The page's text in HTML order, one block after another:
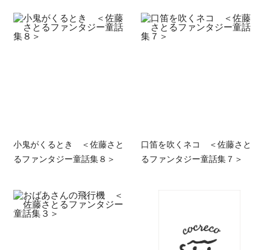
小鬼がくるとき ＜佐藤さと
るファンタジー童話集８＞
口笛を吹くネコ ＜佐藤さと
るファンタジー童話集７＞